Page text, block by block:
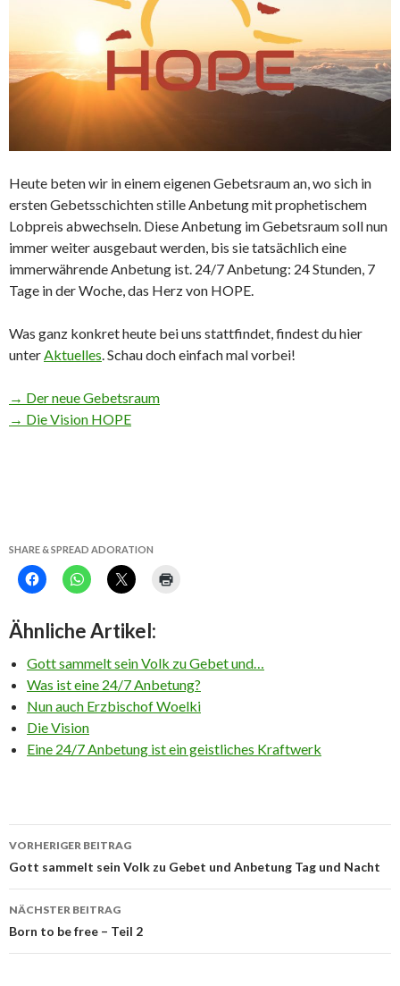
Heute beten wir in einem eigenen Gebetsraum an, wo sich in
ersten Gebetsschichten stille Anbetung mit prophetischem
Lobpreis abwechseln. Diese Anbetung im Gebetsraum soll nun
immer weiter ausgebaut werden, bis sie tatsächlich eine
immerwährende Anbetung ist. 24/7 Anbetung: 24 Stunden, 7
Tage in der Woche, das Herz von HOPE.
Was ganz konkret heute bei uns stattfindet, findest du hier
unter Aktuelles . Schau doch einfach mal vorbei!
→ Der neue Gebetsraum
→ Die Vision HOPE
SHARE & SPREAD ADORATION
Ähnliche Artikel:
Gott sammelt sein Volk zu Gebet und…
Was ist eine 24/7 Anbetung?
Nun auch Erzbischof Woelki
Die Vision
Eine 24/7 Anbetung ist ein geistliches Kraftwerk
Beitrags-
Navigation
VORHERIGER BEITRAG
Gott sammelt sein Volk zu Gebet und Anbetung Tag und Nacht
NÄCHSTER BEITRAG
Born to be free – Teil 2